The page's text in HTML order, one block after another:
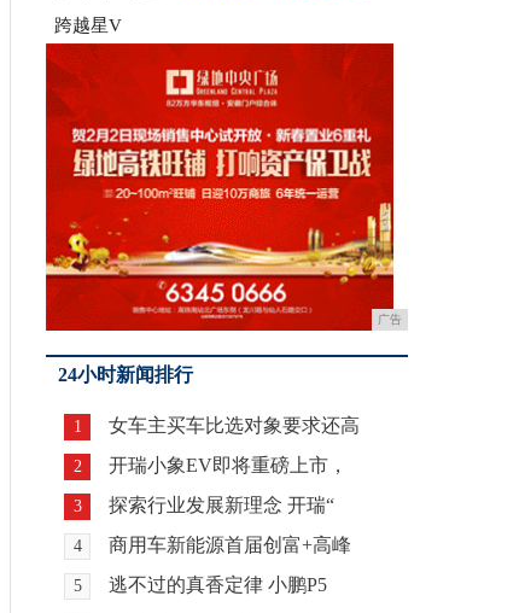
跨越星V
广告
24小时新闻排行
1 女车主买车比选对象要求还高
2 开瑞小象EV即将重磅上市，
3 探索行业发展新理念 开瑞“
4 商用车新能源首届创富+高峰
5 逃不过的真香定律 小鹏P5